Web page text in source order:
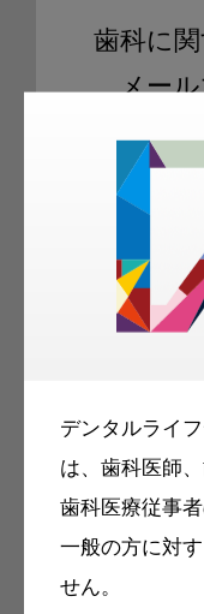
デンタルライ
は、歯科医師
歯科医療従事
一般の方に対
せん。
歯科に
メー
ご登録いた
科衛生士、
容のメール